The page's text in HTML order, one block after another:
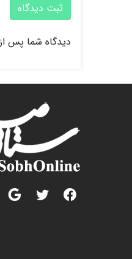
ثبت دیدگاه
دیدگاه شما پس